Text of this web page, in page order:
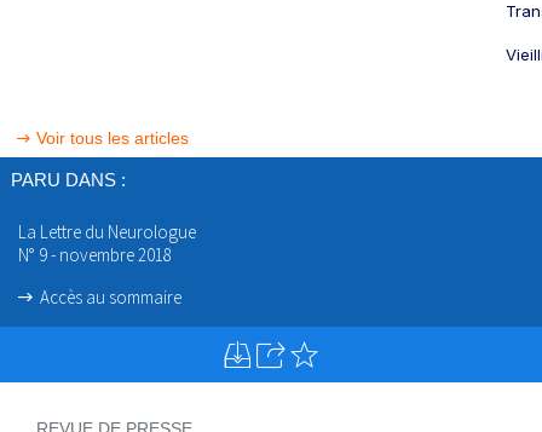
Voir tous les articles
PARU DANS :
La Lettre du Neurologue
N° 9 - novembre 2018
Accès au sommaire
REVUE DE PRESSE